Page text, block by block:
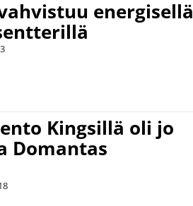
energisellä
Kingsillä oli jo
Domantas